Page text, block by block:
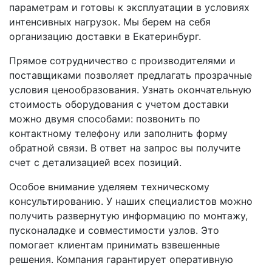
параметрам и готовы к эксплуатации в условиях
интенсивных нагрузок. Мы берем на себя
организацию доставки в Екатеринбург.
Прямое сотрудничество с производителями и
поставщиками позволяет предлагать прозрачные
условия ценообразования. Узнать окончательную
стоимость оборудования с учетом доставки
можно двумя способами: позвонить по
контактному телефону или заполнить форму
обратной связи. В ответ на запрос вы получите
счет с детализацией всех позиций.
Особое внимание уделяем техническому
консультированию. У наших специалистов можно
получить развернутую информацию по монтажу,
пусконаладке и совместимости узлов. Это
помогает клиентам принимать взвешенные
решения. Компания гарантирует оперативную